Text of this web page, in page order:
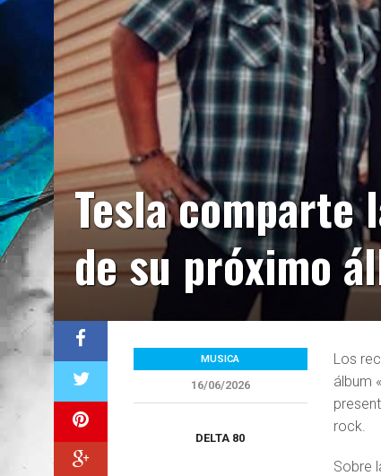
Tesla comparte
de su próximo
Los
álbum
rock.
Sobre
MUSICA
16/06/2026
DELTA 80